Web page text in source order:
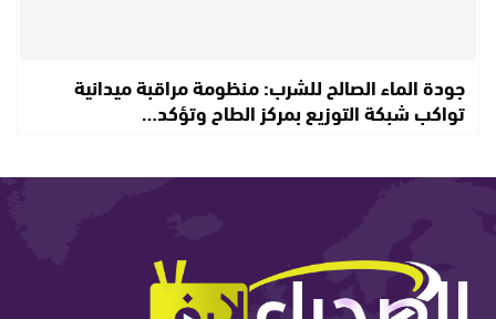
جودة الماء الصالح للشرب: منظومة مراقبة ميدانية
تواكب شبكة التوزيع بمركز الطاح وتؤكد…